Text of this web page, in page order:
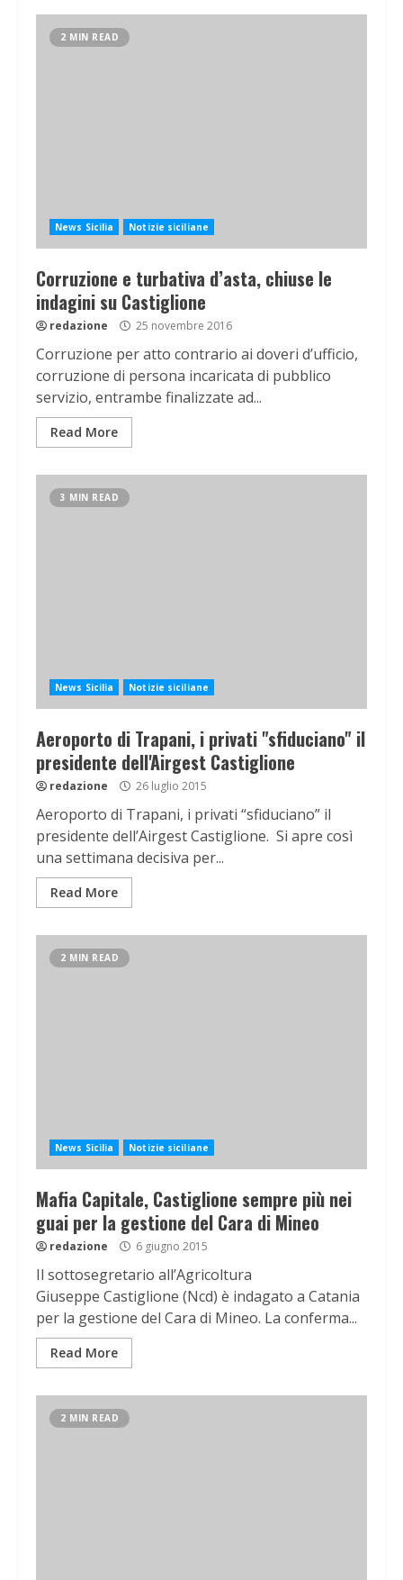
2 MIN READ
News Sicilia Notizie siciliane
Corruzione e turbativa d’asta, chiuse le
indagini su Castiglione
redazione 25 novembre 2016
Corruzione per atto contrario ai doveri d’ufficio,
corruzione di persona incaricata di pubblico
servizio, entrambe finalizzate ad...
Read More
3 MIN READ
News Sicilia Notizie siciliane
Aeroporto di Trapani, i privati "sfiduciano" il
presidente dell'Airgest Castiglione
redazione 26 luglio 2015
Aeroporto di Trapani, i privati “sfiduciano” il
presidente dell’Airgest Castiglione. Si apre così
una settimana decisiva per...
Read More
2 MIN READ
News Sicilia Notizie siciliane
Mafia Capitale, Castiglione sempre più nei
guai per la gestione del Cara di Mineo
redazione 6 giugno 2015
Il sottosegretario all’Agricoltura
Giuseppe Castiglione (Ncd) è indagato a Catania
per la gestione del Cara di Mineo. La conferma...
Read More
2 MIN READ